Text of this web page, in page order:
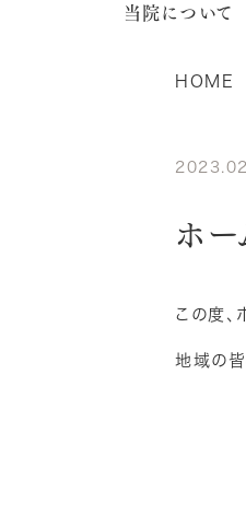
当院について
HOME
ホー
この度、
地域の皆